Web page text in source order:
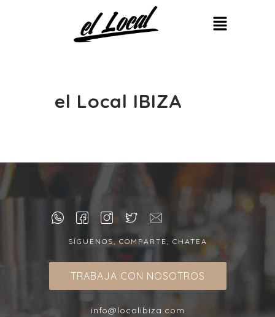
el Local IBIZA
SÍGUENOS, COMPARTE, CHATEA
TRABAJA CON NOSOTROS
info@localibiza.com